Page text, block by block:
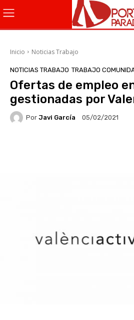
Inicio Noticias Trabajo
NOTICIAS TRABAJO TRABAJO
Ofertas de empleo
gestionadas por
Por Javi García 05/02/2021